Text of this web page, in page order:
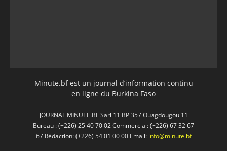
Minute.bf est un journal d’information continu
en ligne du Burkina Faso
JOURNAL MINUTE.BF Sarl 11 BP 357 Ouagdougou 11
Bureau : (+226) 25 40 70 02 Commercial: (+226) 67 32 67
67 Rédaction: (+226) 54 01 00 00 Email: info@minute.bf